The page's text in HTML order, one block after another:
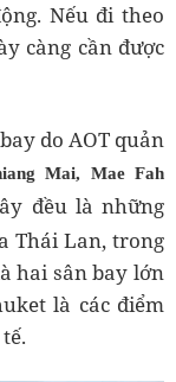
Nếu đi theo
càng cần được
do AOT quản
Mai, Mae Fah
đều là những
Thái Lan, trong
hai sân bay lớn
là các điểm